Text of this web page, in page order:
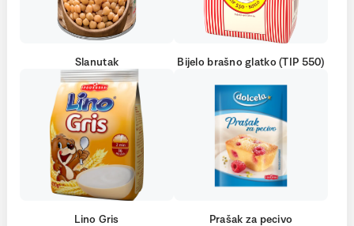
Slanutak Bijelo brašno glatko (TIP 550)
Lino Gris Prašak za pecivo